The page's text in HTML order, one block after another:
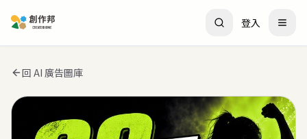
登入
回 AI 廣告圖庫